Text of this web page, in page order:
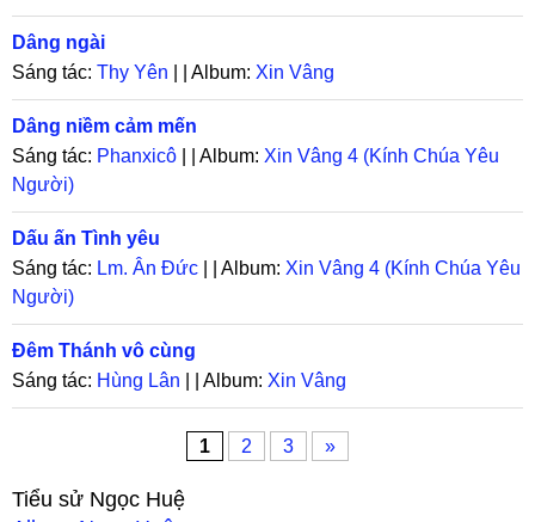
Dâng ngài
Sáng tác: Thy Yên | | Album: Xin Vâng
Dâng niềm cảm mến
Sáng tác: Phanxicô | | Album: Xin Vâng 4 (Kính Chúa Yêu
Người)
Dấu ấn Tình yêu
Sáng tác: Lm. Ân Đức | | Album: Xin Vâng 4 (Kính Chúa Yêu
Người)
Đêm Thánh vô cùng
Sáng tác: Hùng Lân | | Album: Xin Vâng
1 2 3 »
Tiểu sử Ngọc Huệ